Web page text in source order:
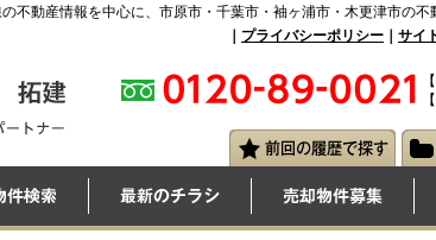
不動産情報を中心に、市原市・千葉市・袖ヶ浦市・木更津市の
プライバシーポリシー サイ